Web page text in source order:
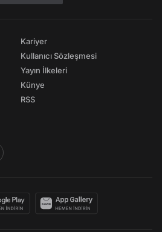
Kariyer
Kullanıcı Sözleşmesi
Yayın İlkeleri
Künye
RSS